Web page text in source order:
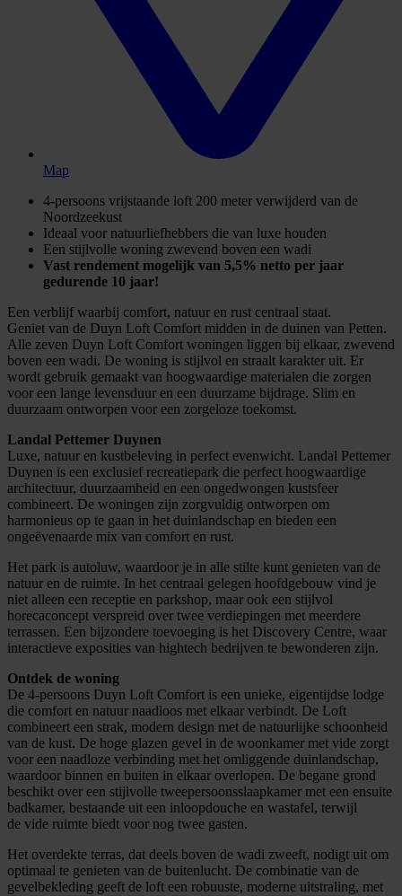
Map
4-persoons vrijstaande loft 200 meter verwijderd van de
Noordzeekust
Ideaal voor natuurliefhebbers die van luxe houden
Een stijlvolle woning zwevend boven een wadi
Vast rendement mogelijk van 5,5% netto per jaar
gedurende 10 jaar!
Een verblijf waarbij comfort, natuur en rust centraal staat.
Geniet van de Duyn Loft Comfort midden in de duinen van Petten.
Alle zeven Duyn Loft Comfort woningen liggen bij elkaar, zwevend
boven een wadi. De woning is stijlvol en straalt karakter uit. Er
wordt gebruik gemaakt van hoogwaardige materialen die zorgen
voor een lange levensduur en een duurzame bijdrage. Slim en
duurzaam ontworpen voor een zorgeloze toekomst.
Landal Pettemer Duynen
Luxe, natuur en kustbeleving in perfect evenwicht. Landal Pettemer
Duynen is een exclusief recreatiepark die perfect hoogwaardige
architectuur, duurzaamheid en een ongedwongen kustsfeer
combineert. De woningen zijn zorgvuldig ontworpen om
harmonieus op te gaan in het duinlandschap en bieden een
ongeëvenaarde mix van comfort en rust.
Het park is autoluw, waardoor je in alle stilte kunt genieten van de
natuur en de ruimte. In het centraal gelegen hoofdgebouw vind je
niet alleen een receptie en parkshop, maar ook een stijlvol
horecaconcept verspreid over twee verdiepingen met meerdere
terrassen. Een bijzondere toevoeging is het Discovery Centre, waar
interactieve exposities van hightech bedrijven te bewonderen zijn.
Ontdek de woning
De 4-persoons Duyn Loft Comfort is een unieke, eigentijdse lodge
die comfort en natuur naadloos met elkaar verbindt. De Loft
combineert een strak, modern design met de natuurlijke schoonheid
van de kust. De hoge glazen gevel in de woonkamer met vide zorgt
voor een naadloze verbinding met het omliggende duinlandschap,
waardoor binnen en buiten in elkaar overlopen. De begane grond
beschikt over een stijlvolle tweepersoonsslaapkamer met een ensuite
badkamer, bestaande uit een inloopdouche en wastafel, terwijl
de vide ruimte biedt voor nog twee gasten.
Het overdekte terras, dat deels boven de wadi zweeft, nodigt uit om
optimaal te genieten van de buitenlucht. De combinatie van de
gevelbekleding geeft de loft een robuuste, moderne uitstraling, met